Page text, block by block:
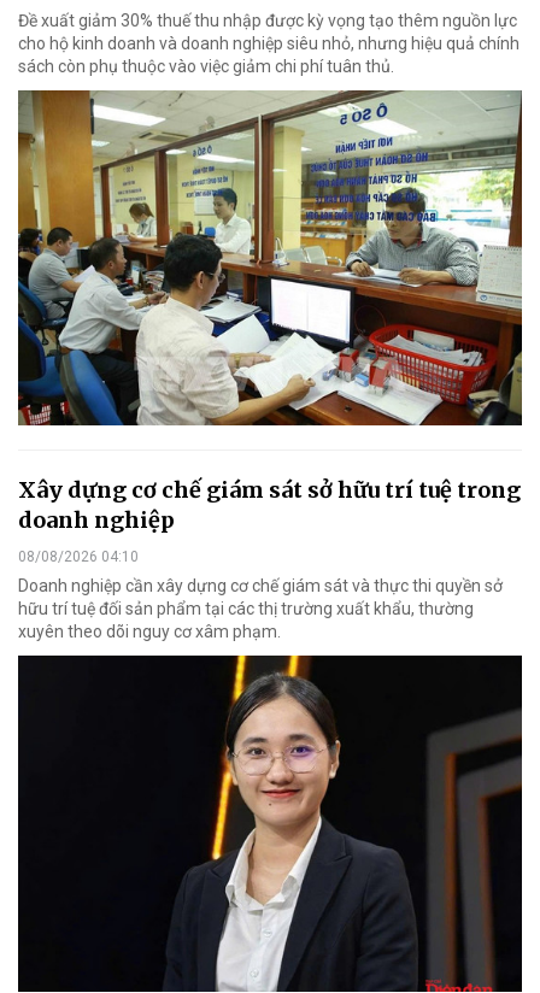
Đề xuất giảm 30% thuế thu nhập được kỳ vọng tạo thêm nguồn lực
cho hộ kinh doanh và doanh nghiệp siêu nhỏ, nhưng hiệu quả chính
sách còn phụ thuộc vào việc giảm chi phí tuân thủ.
Xây dựng cơ chế giám sát sở hữu trí tuệ trong
doanh nghiệp
08/08/2026 04:10
Doanh nghiệp cần xây dựng cơ chế giám sát và thực thi quyền sở
hữu trí tuệ đối sản phẩm tại các thị trường xuất khẩu, thường
xuyên theo dõi nguy cơ xâm phạm.